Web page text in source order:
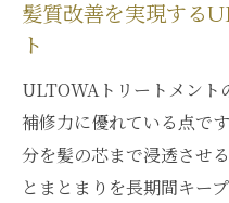
髪質改善を実現する
ト
ULTOWAトリートメント
補修力に優れている点で
分を髪の芯まで浸透させ
とまとまりを長期間キープ